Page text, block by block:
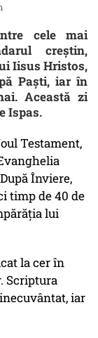
cele mai
creștin,
Iisus Hristos,
Paști, iar în
Această zi
Ispas.
Testament,
Înviere,
timp de 40 de
lui
la cer în
Scriptura
iar